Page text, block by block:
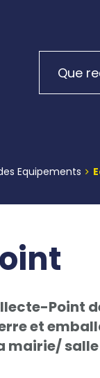
Equipements
Point
et
mairie/